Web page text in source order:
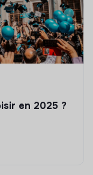
en 2025 ?